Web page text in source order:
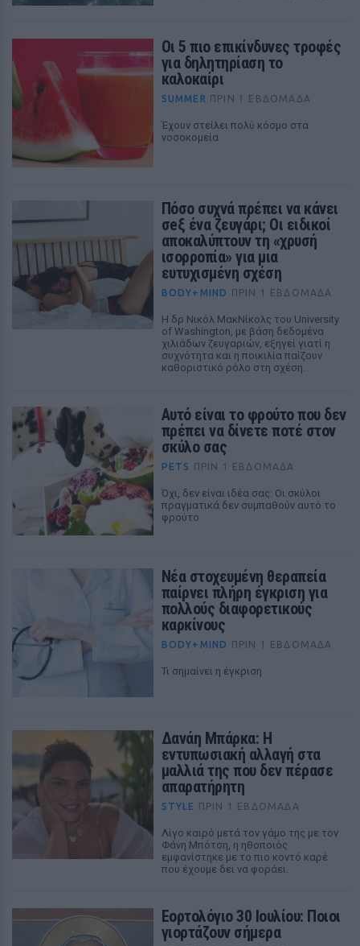
Οι 5 πιο επικίνδυνες τροφές
για δηλητηρίαση το
καλοκαίρι
SUMMER ΠΡΙΝ 1 ΕΒΔΟΜΆΔΑ
Έχουν στείλει πολύ κόσμο στα
νοσοκομεία
Πόσο συχνά πρέπει να κάνει
σeξ ένα ζευγάρι; Οι ειδικοί
αποκαλύπτουν τη «χρυσή
ισορροπία» για μια
ευτυχισμένη σχέση
BODY+MIND ΠΡΙΝ 1 ΕΒΔΟΜΆΔΑ
Η δρ Νικόλ ΜακΝίκολς του University
of Washington, με βάση δεδομένα
χιλιάδων ζευγαριών, εξηγεί γιατί η
συχνότητα και η ποικιλία παίζουν
καθοριστικό ρόλο στη σχέση.
Αυτό είναι το φρούτο που δεν
πρέπει να δίνετε ποτέ στον
σκύλο σας
PETS ΠΡΙΝ 1 ΕΒΔΟΜΆΔΑ
Όχι, δεν είναι ιδέα σας: Οι σκύλοι
πραγματικά δεν συμπαθούν αυτό το
φρούτο
Νέα στοχευμένη θεραπεία
παίρνει πλήρη έγκριση για
πολλούς διαφορετικούς
καρκίνους
BODY+MIND ΠΡΙΝ 1 ΕΒΔΟΜΆΔΑ
Τι σημαίνει η έγκριση
Δανάη Μπάρκα: Η
εντυπωσιακή αλλαγή στα
μαλλιά της που δεν πέρασε
απαρατήρητη
STYLE ΠΡΙΝ 1 ΕΒΔΟΜΆΔΑ
Λίγο καιρό μετά τον γάμο της με τον
Φάνη Μπότση, η ηθοποιός
εμφανίστηκε με το πιο κοντό καρέ
που έχουμε δει να φοράει.
Εορτολόγιο 30 Ιουλίου: Ποιοι
γιορτάζουν σήμερα